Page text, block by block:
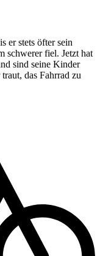
er stets öfter sein
schwerer fiel. Jetzt hat
sind seine Kinder
das Fahrrad zu